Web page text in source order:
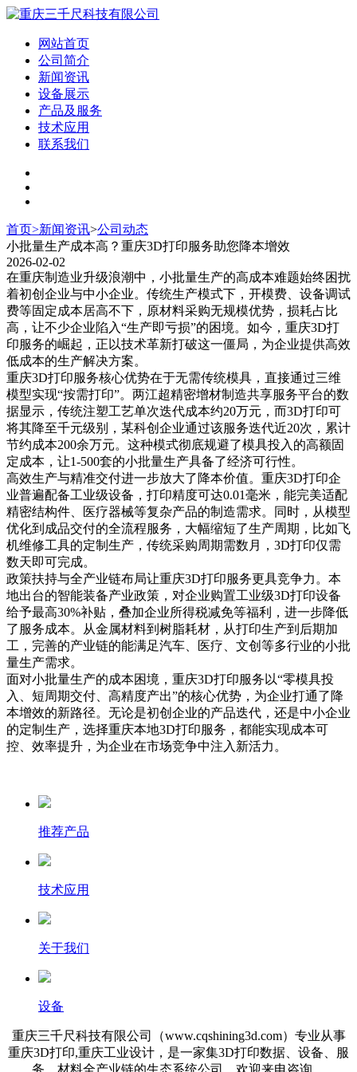
网站首页
公司简介
新闻资讯
设备展示
产品及服务
技术应用
联系我们
首页>新闻资讯>公司动态
小批量生产成本高？重庆3D打印服务助您降本增效
2026-02-02
在重庆制造业升级浪潮中，小批量生产的高成本难题始终困扰
着初创企业与中小企业。传统生产模式下，开模费、设备调试
费等固定成本居高不下，原材料采购无规模优势，损耗占比
高，让不少企业陷入“生产即亏损”的困境。如今，重庆3D打
印服务的崛起，正以技术革新打破这一僵局，为企业提供高效
低成本的生产解决方案。
重庆3D打印服务核心优势在于无需传统模具，直接通过三维
模型实现“按需打印”。两江超精密增材制造共享服务平台的数
据显示，传统注塑工艺单次迭代成本约20万元，而3D打印可
将其降至千元级别，某科创企业通过该服务迭代近20次，累计
节约成本200余万元。这种模式彻底规避了模具投入的高额固
定成本，让1-500套的小批量生产具备了经济可行性。
高效生产与精准交付进一步放大了降本价值。重庆3D打印企
业普遍配备工业级设备，打印精度可达0.01毫米，能完美适配
精密结构件、医疗器械等复杂产品的制造需求。同时，从模型
优化到成品交付的全流程服务，大幅缩短了生产周期，比如飞
机维修工具的定制生产，传统采购周期需数月，3D打印仅需
数天即可完成。
政策扶持与全产业链布局让重庆3D打印服务更具竞争力。本
地出台的智能装备产业政策，对企业购置工业级3D打印设备
给予最高30%补贴，叠加企业所得税减免等福利，进一步降低
了服务成本。从金属材料到树脂耗材，从打印生产到后期加
工，完善的产业链的能满足汽车、医疗、文创等多行业的小批
量生产需求。
面对小批量生产的成本困境，重庆3D打印服务以“零模具投
入、短周期交付、高精度产出”的核心优势，为企业打通了降
本增效的新路径。无论是初创企业的产品迭代，还是中小企业
的定制生产，选择重庆本地3D打印服务，都能实现成本可
控、效率提升，为企业在市场竞争中注入新活力。
推荐产品
技术应用
关于我们
设备
重庆三千尺科技有限公司（www.cqshining3d.com）专业从事
重庆3D打印,重庆工业设计，是一家集3D打印数据、设备、服
务、材料全产业链的生态系统公司，欢迎来电咨询。